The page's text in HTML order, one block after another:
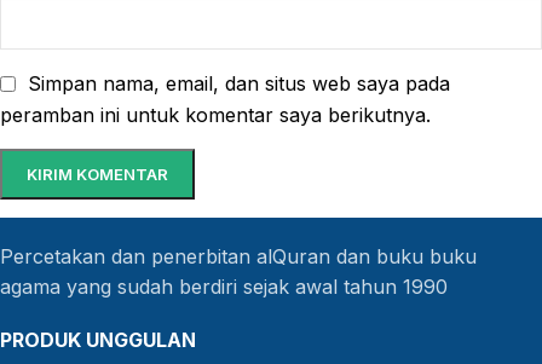
Simpan nama, email, dan situs web saya pada
peramban ini untuk komentar saya berikutnya.
Percetakan dan penerbitan alQuran dan buku buku
agama yang sudah berdiri sejak awal tahun 1990
PRODUK UNGGULAN